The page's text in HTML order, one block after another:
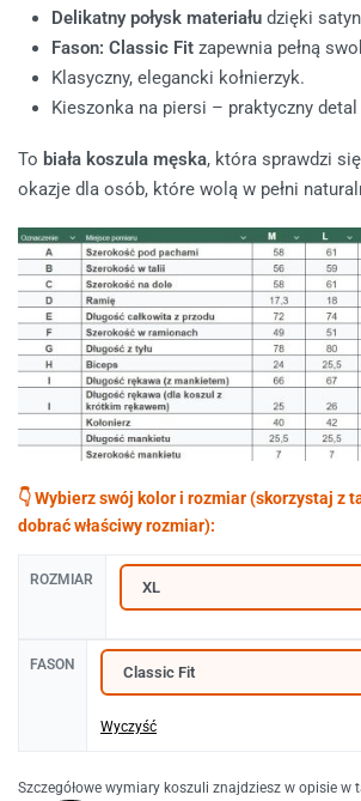
Delikatny połysk materiału dzięki
Fason: Classic Fit zapewnia pełną
Klasyczny, elegancki kołnierzyk.
Kieszonka na piersi – praktyczny detal
To biała koszula męska, która sprawdzi
okazje dla osób, które wolą w pełni
ROZMIAR
FASON
Wyczyść
Szczegółowe wymiary koszuli znajdziesz w opisie w